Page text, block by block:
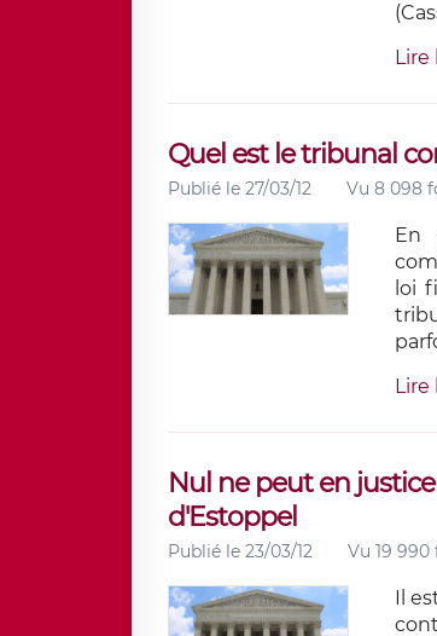
Lire
Quel est le tribunal
Publié le 27/03/12 Vu 8 098
En
loi
Lire
Nul ne peut en
d'Estoppel
Publié le 23/03/12 Vu 19 990
Il